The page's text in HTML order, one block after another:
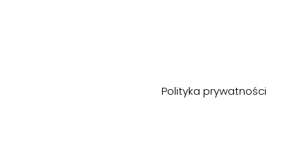
Polityka prywatności